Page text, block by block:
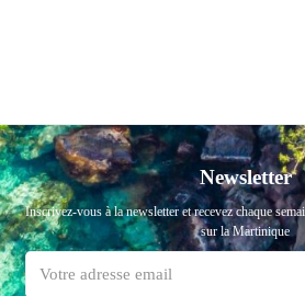
Newsletter
Inscrivez-vous à la newsletter et recevez chaque
sur la Martinique